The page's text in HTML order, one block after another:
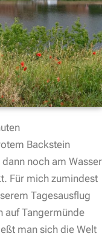
Backstein
noch am Wasser
Für mich zumindest
Tagesausflug
auf Tangermünde
man sich die Welt